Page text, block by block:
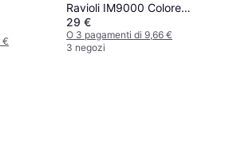
€
Ravioli IM9000 Colore
Acciaio Inox
29 €
O 3 pagamenti di 9,66 €
3 negozi